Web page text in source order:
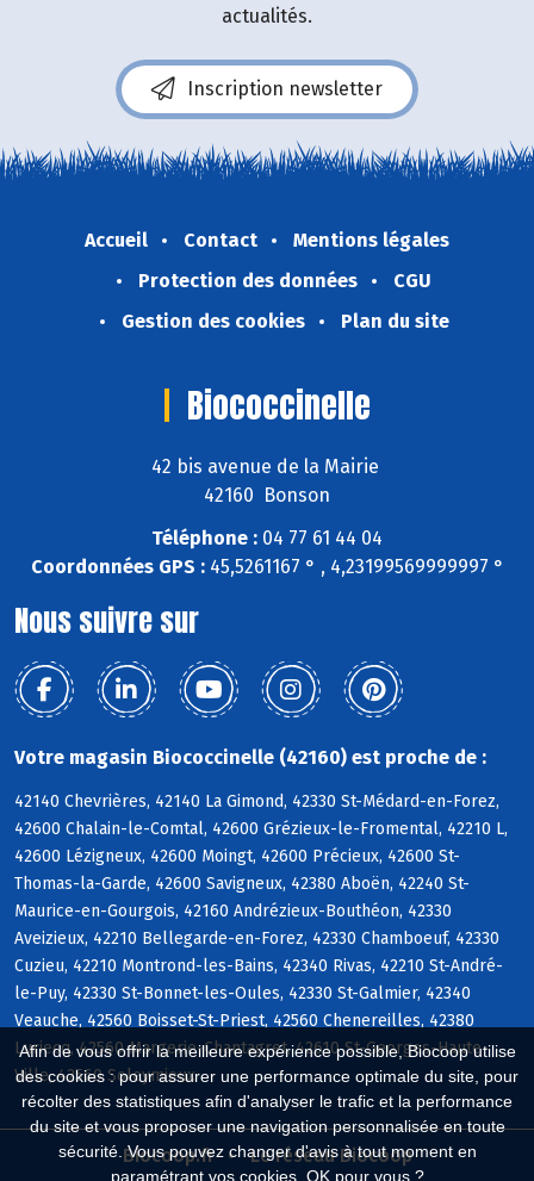
Afin de vous offrir la meilleure expérience possible, Biocoop utilise
des cookies : pour assurer une performance optimale du site, pour
récolter des statistiques afin d'analyser le trafic et la performance
du site et vous proposer une navigation personnalisée en toute
sécurité. Vous pouvez changer d'avis à tout moment en
paramétrant vos cookies. OK pour vous ?
actualités.
Inscription newsletter
Accueil Contact
Mentions légales
Protection des données
CGU
Gestion des cookies
Plan du site
Biococcinelle
42 bis avenue de la Mairie
42160 Bonson
Téléphone : 04 77 61 44 04
Coordonnées GPS :45,5261167 ° , 4,23199569999997 °
Nous suivre sur
Votre magasin Biococcinelle (42160) est proche de :
42140 Chevrières, 42140 La Gimond, 42330 St-Médard-en-Forez,
42600 Chalain-le-Comtal, 42600 Grézieux-le-Fromental, 42210 L,
42600 Lézigneux, 42600 Moingt, 42600 Précieux, 42600 St-
Thomas-la-Garde, 42600 Savigneux, 42380 Aboën, 42240 St-
Maurice-en-Gourgois, 42160 Andrézieux-Bouthéon, 42330
Aveizieux, 42210 Bellegarde-en-Forez, 42330 Chamboeuf, 42330
Cuzieu, 42210 Montrond-les-Bains, 42340 Rivas, 42210 St-André-
le-Puy, 42330 St-Bonnet-les-Oules, 42330 St-Galmier, 42340
Veauche, 42560 Boisset-St-Priest, 42560 Chenereilles, 42380
Luriecq, 42560 Margerie-Chantagret, 42610 St-Georges-Haute-
Ville, 42560 Soleymieux
Biocoop.fr
Le réseau Biocoop